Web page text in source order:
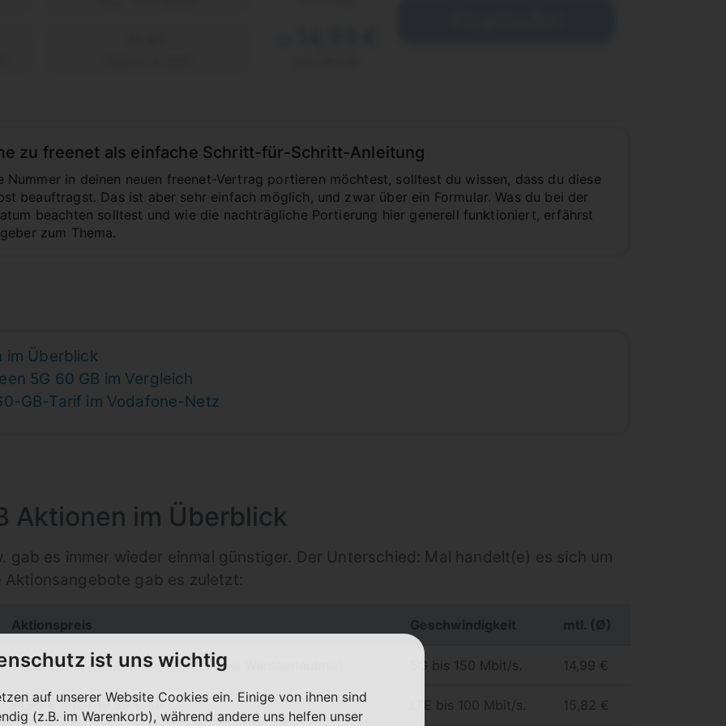
zu freenet als einfache Schritt-für-Schritt-Anleitung
Nummer in deinen neuen freenet-Vertrag portieren möchtest, solltest du wissen, dass du diese
beauftragst. Das ist aber sehr einfach möglich, und zwar über ein Formular. Was du bei der
beachten solltest und wie die nachträgliche Portierung hier generell funktioniert, erfährst
zum Thema.
im Überblick
5G 60 GB im Vergleich
GB-Tarif im Vodafone-Netz
Aktionen im Überblick
gab es immer wieder einmal günstiger. Der Unterschied: Mal handelt(e) es sich um
Aktionsangebote gab es zuletzt:
Aktionspreis Geschwindigkeit mtl. (Ø)
14,99 € mtl. /39,99 €AP (entfällt bei Werbeerlaubnis) 5G bis 150 Mbit/s. 14,99 €
14,99 € mtl. / 19,99 € AP LTE bis 100 Mbit/s. 15,82 €
ist uns wichtig
auf unserer Website Cookies ein. Einige von ihnen sind
(z.B. im Warenkorb), während andere uns helfen unser